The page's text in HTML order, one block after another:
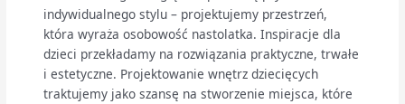
indywidualnego stylu – projektujemy przestrzeń,
która wyraża osobowość nastolatka. Inspiracje dla
dzieci przekładamy na rozwiązania praktyczne, trwałe
i estetyczne. Projektowanie wnętrz dziecięcych
traktujemy jako szansę na stworzenie miejsca, które